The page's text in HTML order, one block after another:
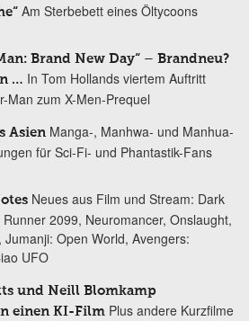
Am Sterbebett eines Öltycoons
Brand New Day“ – Brandneu?
… In Tom Hollands viertem Auftritt
Man zum X-Men-Prequel
Asien Manga-, Manhwa- und Manhua-
für Sci-Fi- und Phantastik-Fans
Neues aus Film und Stream: Dark
2099, Neuromancer, Onslaught,
Jumanji: Open World, Avengers:
UFO
und Neill Blomkamp
einen KI-Film Plus andere Kurzfilme